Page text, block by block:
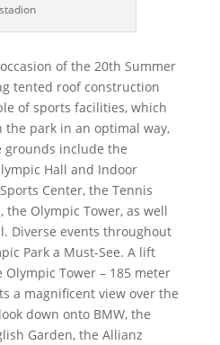
of the 20th Summer
tented roof construction
of sports facilities, which
the park in an optimal way,
grounds include the
Hall and Indoor
Center, the Tennis
the Olympic Tower, as well
Diverse events throughout
Park a Must-See. A lift
Tower – 185 meter
a magnificent view over the
down onto BMW, the
Garden, the Allianz